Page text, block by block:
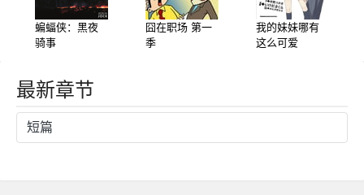
蝙蝠侠：黑夜
骑事
囧在职场 第一
季
我的妹妹哪有
这么可爱
最新章节
短篇